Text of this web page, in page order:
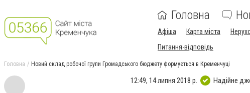
Головна
Афіша Карта міста
Питання-відповідь
Головна Новий склад робочої групи Громадського бюджету формується в Кременчуці
12:49, 14 липня 2018 р. Надійне